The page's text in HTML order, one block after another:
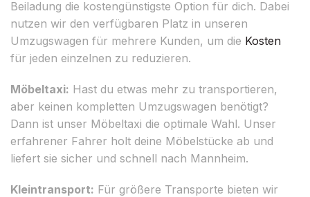
Beiladung die kostengünstigste Option für dich. Dabei
nutzen wir den verfügbaren Platz in unseren
Umzugswagen für mehrere Kunden, um die Kosten
für jeden einzelnen zu reduzieren.
Möbeltaxi: Hast du etwas mehr zu transportieren,
aber keinen kompletten Umzugswagen benötigt?
Dann ist unser Möbeltaxi die optimale Wahl. Unser
erfahrener Fahrer holt deine Möbelstücke ab und
liefert sie sicher und schnell nach Mannheim.
Kleintransport: Für größere Transporte bieten wir